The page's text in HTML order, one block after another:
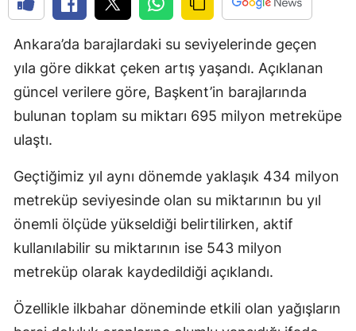
Ankara’da barajlardaki su seviyelerinde geçen
yıla göre dikkat çeken artış yaşandı. Açıklanan
güncel verilere göre, Başkent’in barajlarında
bulunan toplam su miktarı 695 milyon metreküpe
ulaştı.
Geçtiğimiz yıl aynı dönemde yaklaşık 434 milyon
metreküp seviyesinde olan su miktarının bu yıl
önemli ölçüde yükseldiği belirtilirken, aktif
kullanılabilir su miktarının ise 543 milyon
metreküp olarak kaydedildiği açıklandı.
Özellikle ilkbahar döneminde etkili olan yağışların